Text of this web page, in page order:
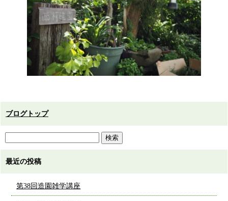
ブログトップ
最近の投稿
第38回造園雑学講座